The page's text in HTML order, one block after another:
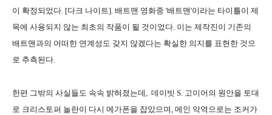
이 확정되었다. [다크 나이트]. 배트맨 영화중 '배트맨'이라는 타이틀이 제
목에 사용되지 않는 최초의 작품이 될 것이었다. 이는 제작진이 기존의
배트맨과의 어떠한 연계성도 갖지 않겠다는 확실한 의지를 표현한 것으
로 추측된다.
한편 그밖의 사실들도 속속 밝혀졌는데, 데이빗 S. 고이어의 원안을 토대
로 크리스토퍼 놀란이 다시 메가폰을 잡았으며, 메인 악역으로는 조커가